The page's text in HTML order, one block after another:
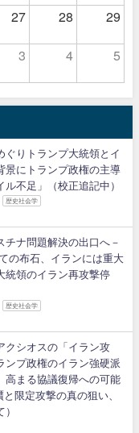
27 28 29
3 4 5
りトランプ大統領とイ
景にトランプ政権の主導
不足」（校正追記中）
歴史社会学
ナ問題解決の出口へ－
の布石、イランには重大
統領のイラン再攻撃停
歴史社会学
クシオスの「イラン攻
ンプ政権のイラン強硬派
高まる協議復帰への可能
限定攻撃の真の狙い、